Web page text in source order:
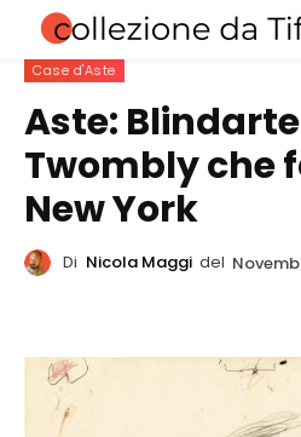
Case d'Aste
Aste:
Twombly che
New York
Di Nicola Maggi del